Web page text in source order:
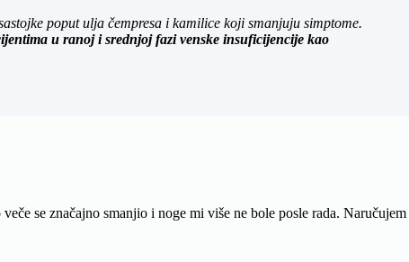
poput ulja čempresa i kamilice koji smanjuju simptome.
u ranoj i srednjoj fazi venske insuficijencije kao
se značajno smanjio i noge mi više ne bole posle rada. Naručujem